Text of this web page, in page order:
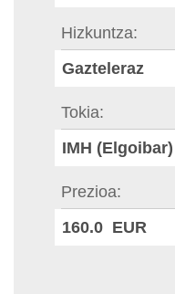
Hizkuntza
Gazteleraz
Tokia
IMH (Elgoibar)
Prezioa
160.0 EUR